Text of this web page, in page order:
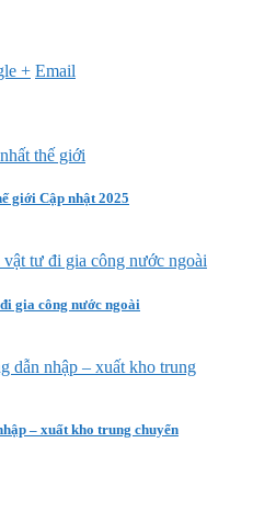
+ Email
giới Cập nhật 2025
gia công nước ngoài
– xuất kho trung chuyển